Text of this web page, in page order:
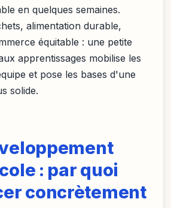
en quelques semaines.
alimentation durable,
équitable : une petite
apprentissages mobilise les
et pose les bases d'une
solide.
: par quoi
concrètement